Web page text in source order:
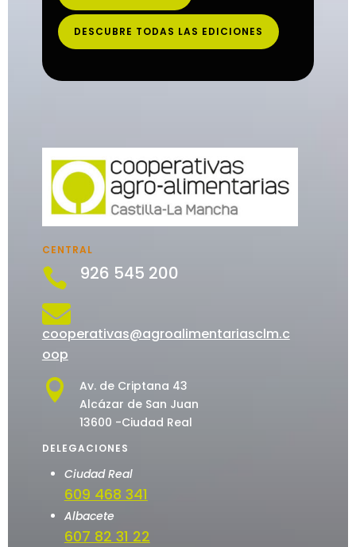
DESCUBRE TODAS LAS EDICIONES
CENTRAL
 926 545 200

cooperativas@agroalimentariasclm.c
oop

Av. de Criptana 43
Alcázar de San Juan
13600 -Ciudad Real
DELEGACIONES
Ciudad Real
609 468 341
Albacete
607 82 31 22